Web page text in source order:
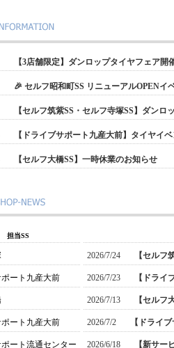
【3店舗限定】ダンロップタイヤフェア開
🎉 セルフ昭和町SS リニューアルOPENイ
【セルフ筑紫SS・セルフ寺塚SS】ダン
【ドライブサポート九産大前】タイヤイベ
【セルフ大橋SS】一時休業のお知らせ
担当SS
2026/7/24 【セルフ
ポート九産大前 2026/7/23 【ドライ
2026/7/13 【セルフ
ポート九産大前 2026/7/2 【ドライ
ポート流通センター 2026/6/18 【新サ